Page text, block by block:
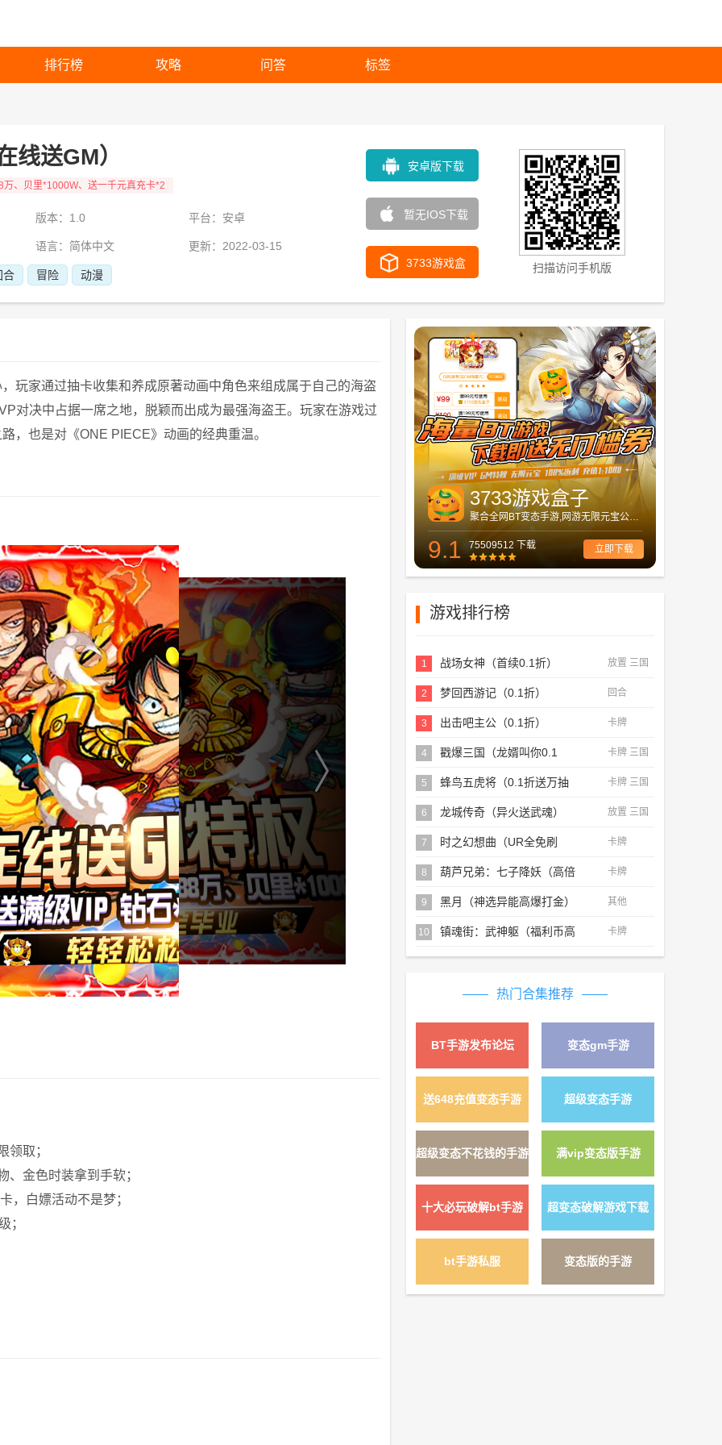
排行榜 攻略 问答 标签
线送GM）
、贝里*1000W、送一千元真充卡*2
版本：1.0 平台：安卓
语言：简体中文 更新：2022-03-15
合 冒险 动漫
安卓版下载
暂无IOS下载
3733游戏盒 扫描访问手机版
玩家通过抽卡收集和养成原著动画中角色来组成属于自己的海盗
对决中占据一席之地，脱颖而出成为最强海盗王。玩家在游戏过
，也是对《ONE PIECE》动画的经典重温。
领取；
金色时装拿到手软；
，白嫖活动不是梦；
；
3733游戏盒子
聚合全网BT变态手游,网游无限元宝公益服
9.1 75509512 下载 立即下载
游戏排行榜
1 战场女神（首续0.1折） 放置 三国
2 梦回西游记（0.1折） 回合
3 出击吧主公（0.1折） 卡牌
4
戳爆三国（龙婿叫你0.1
卡牌 三国
5
蜂鸟五虎将（0.1折送万抽
卡牌 三国
6 龙城传奇（异火送武魂） 放置 三国
7
时之幻想曲（UR全免刷
卡牌
8
葫芦兄弟：七子降妖（高倍
卡牌
9 黑月（神选异能高爆打金） 其他
10
镇魂街：武神躯（福利币高
卡牌
热门合集推荐
BT手游发布论坛 详情 »
变态gm手游
送648充值变态手游 详情 »
超级变态手游
超级变态不花钱的手游 详情 »
满vip变态版手游
十大必玩破解bt手游 详情 »
超变态破解游戏下载
bt手游私服 详情 »
变态版的手游